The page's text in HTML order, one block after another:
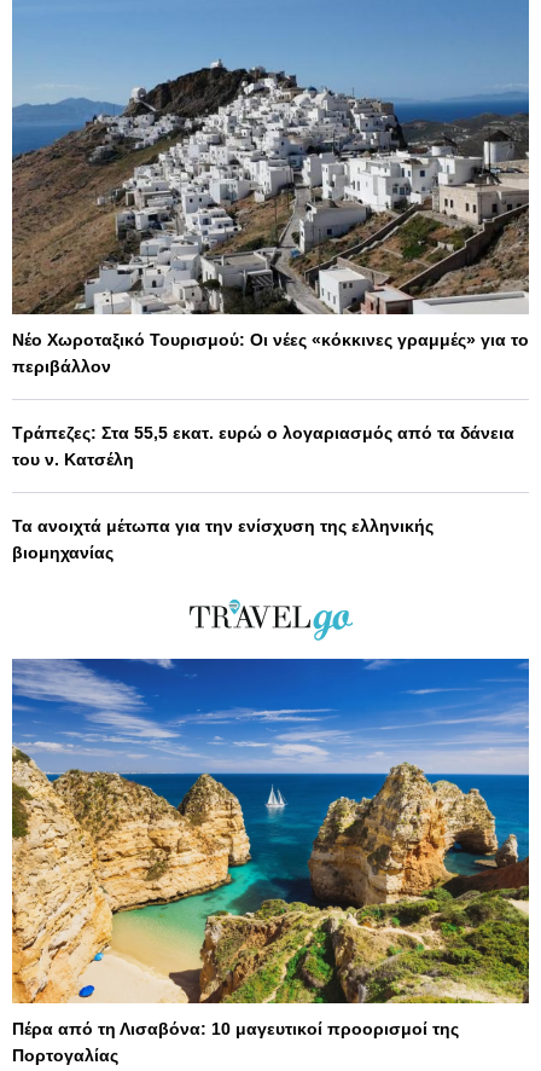
Νέο Χωροταξικό Τουρισμού: Οι νέες «κόκκινες γραμμές» για το
περιβάλλον
Τράπεζες: Στα 55,5 εκατ. ευρώ ο λογαριασμός από τα δάνεια
του ν. Κατσέλη
Τα ανοιχτά μέτωπα για την ενίσχυση της ελληνικής
βιομηχανίας
Πέρα από τη Λισαβόνα: 10 μαγευτικοί προορισμοί της
Πορτογαλίας